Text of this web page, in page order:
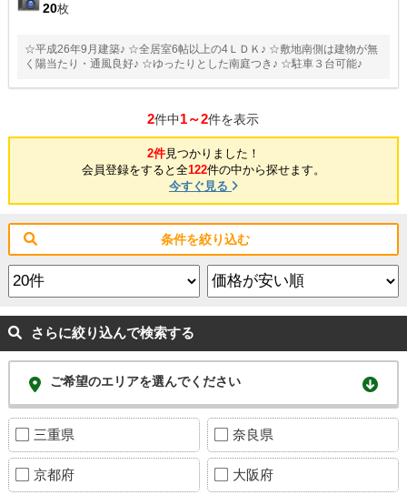
20枚
☆平成26年9月建築♪ ☆全居室6帖以上の4ＬＤＫ♪ ☆敷地南側は建物が無
く陽当たり・通風良好♪ ☆ゆったりとした南庭つき♪ ☆駐車３台可能♪
2件中1～2件を表示
2件見つかりました！
会員登録をすると全122件の中から探せます。
今すぐ見る
条件を絞り込む
さらに絞り込んで検索する
ご希望のエリアを選んでください
三重県 奈良県
京都府 大阪府